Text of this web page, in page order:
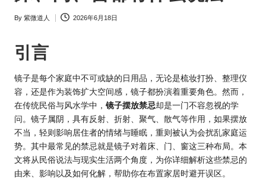
Posted
By 紫微道人 2026年6月18日
引言
镜子是每个家庭中不可或缺的日用品，无论是梳妆打扮、整理仪
容，还是作为装饰扩大空间感，镜子都扮演着重要角色。然而，
在传统民俗与风水学中， 镜子摆放禁忌却是一门不容忽视的学
问。镜子属阴，具有反射、折射、聚气、散气等作用，如果摆放
不当，轻则影响居住者的情绪与睡眠，重则被认为会扰乱家庭运
势。其中最常见的禁忌就是镜子对着床、门、窗这三种布局。本
文将从民俗说法与现实生活两个角度，为你详细解析这些禁忌的
由来、影响以及如何化解，帮助你在布置家居时避开误区。